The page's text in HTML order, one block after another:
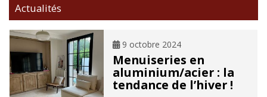
Actualités
9 octobre 2024
Menuiseries en
aluminium/acier : la
tendance de l’hiver !